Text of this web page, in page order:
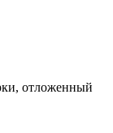
отложенный